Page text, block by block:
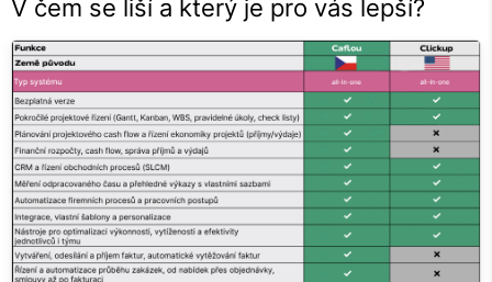
V čem se liší a který je pro vás lepší?